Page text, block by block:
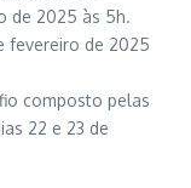
de 2025 às 5h.
fevereiro de 2025
composto pelas
22 e 23 de